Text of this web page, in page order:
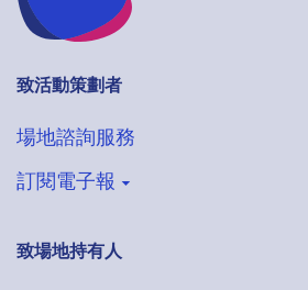
致活動策劃者
場地諮詢服務
訂閱電子報
登記收取VenueHub電子通訊
致場地持有人